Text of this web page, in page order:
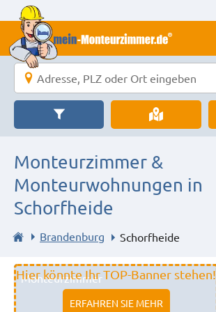
Monteurzimmer &
Monteurwohnungen in
Schorfheide
Brandenburg Schorfheide
Hier könnte Ihr TOP-Banner stehen!
ERFAHREN SIE MEHR
Monteurzimmer
11333 fulda